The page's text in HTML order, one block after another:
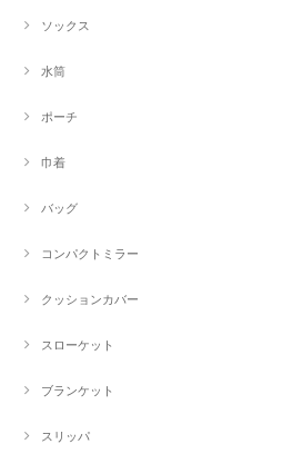
ソックス
水筒
ポーチ
巾着
バッグ
コンパクトミラー
クッションカバー
スローケット
ブランケット
スリッパ